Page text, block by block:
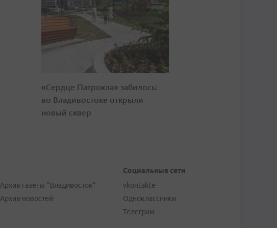
«Сердце Патрокла» забилось:
во Владивостоке открыли
новый сквер
Архив газеты "Владивосток"
Архив новостей
Социальные сети
vkontakte
Одноклассники
Телеграм